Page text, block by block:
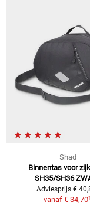
Shad
Binnentas voor
SH35/SH36
Adviesprijs €
vanaf € 34,701